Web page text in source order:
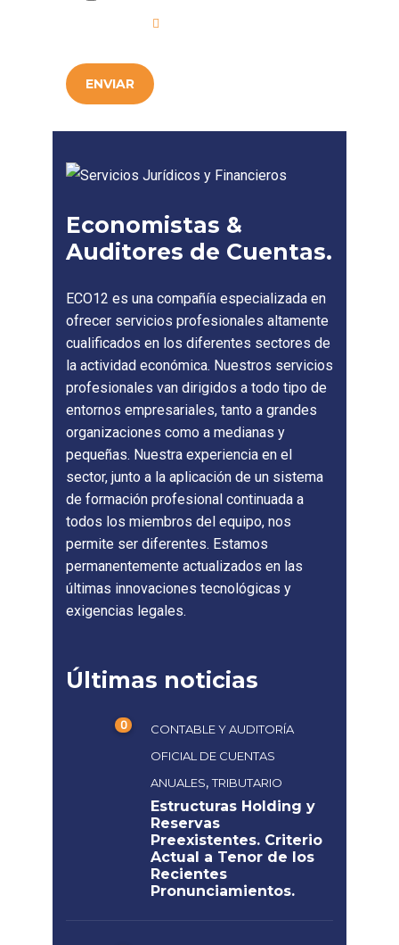
ENVIAR
Economistas &
Auditores de Cuentas.
ECO12 es una compañía especializada en
ofrecer servicios profesionales altamente
cualificados en los diferentes sectores de
la actividad económica. Nuestros servicios
profesionales van dirigidos a todo tipo de
entornos empresariales, tanto a grandes
organizaciones como a medianas y
pequeñas. Nuestra experiencia en el
sector, junto a la aplicación de un sistema
de formación profesional continuada a
todos los miembros del equipo, nos
permite ser diferentes. Estamos
permanentemente actualizados en las
últimas innovaciones tecnológicas y
exigencias legales.
Últimas noticias
0
CONTABLE Y AUDITORÍA
OFICIAL DE CUENTAS
ANUALES,TRIBUTARIO
Estructuras Holding y
Reservas
Preexistentes. Criterio
Actual a Tenor de los
Recientes
Pronunciamientos.